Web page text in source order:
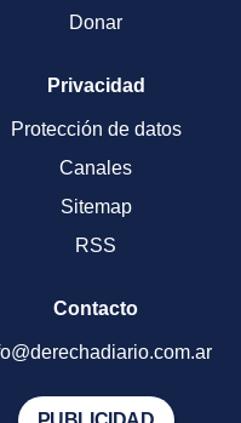
Donar
Privacidad
Protección de datos
Canales
Sitemap
RSS
Contacto